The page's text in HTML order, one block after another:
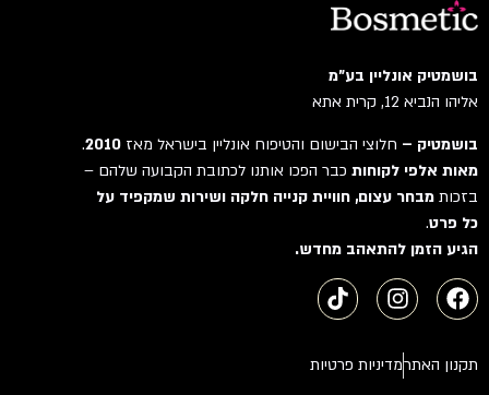
בושמטיק אונליין בע"מ
אליהו הנביא 12, קרית אתא
בושמטיק –חלוצי הבישום והטיפוח אונליין בישראל מאז2010
.
מאות אלפי לקוחותכבר הפכו אותנו לכתובת הקבועה שלהם –
בזכותמבחר עצום, חוויית קנייה חלקה ושירות שמקפיד על
כל פרט.
הגיע הזמן להתאהב מחדש.
תקנון האתרמדיניות פרטיות